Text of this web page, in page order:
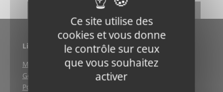
Ce site utilise des
cookies et vous donne
le contrôle sur ceux
que vous souhaitez
activer
RETOUR
Liens utiles
Mentions légales
Gestion des cookies
Politique de confidentialité